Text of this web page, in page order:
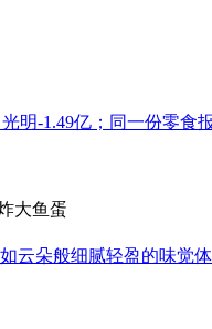
-1.49亿；同一份零食
朵般细腻轻盈的味觉